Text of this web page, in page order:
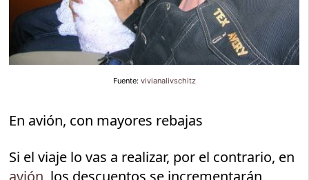
Fuente: vivianalivschitz
En avión, con mayores rebajas
Si el viaje lo vas a realizar, por el contrario, en
avión, los descuentos se incrementarán